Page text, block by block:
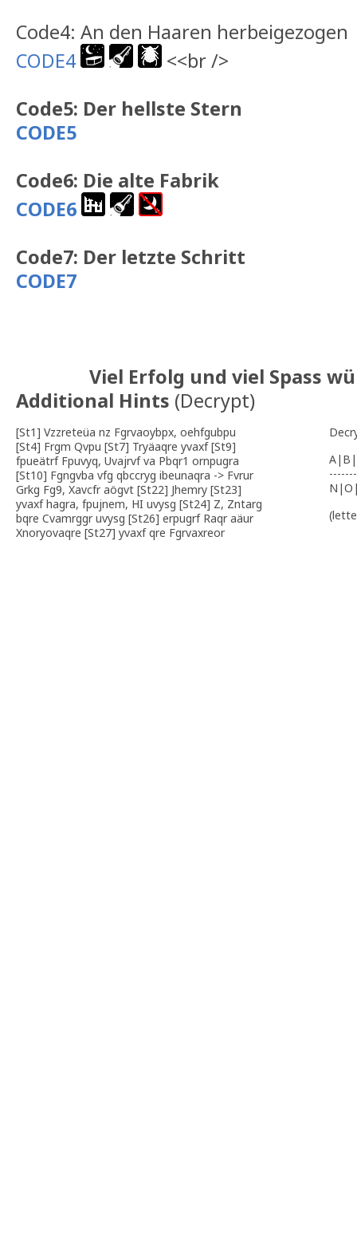
Code4: An den Haaren herbeigezogen
CODE4
<<br />
Code5: Der hellste Stern
CODE5
Code6: Die alte Fabrik
CODE6
Code7: Der letzte Schritt
CODE7
Viel Erfolg und viel Spass
Additional Hints (Decrypt)
[St1] Vzzreteüa nz Fgrvaoybpx, oehfgubpu
[St4] Frgm Qvpu [St7] Tryäaqre yvaxf [St9]
fpueätrf Fpuvyq, Uvajrvf va Pbqr1 ornpugra
[St10] Fgngvba vfg qbccryg ibeunaqra -> Fvrur
Grkg Fg9, Xavcfr aögvt [St22] Jhemry [St23]
yvaxf hagra, fpujnem, HI uvysg [St24] Z, Zntarg
bqre Cvamrggr uvysg [St26] erpugrf Raqr aäur
Xnoryovaqre [St27] yvaxf qre Fgrvaxreor